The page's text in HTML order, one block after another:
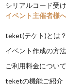
シリアルコード受
イベント主催者様へ
teket(テケト)とは？
イベント作成の方法
ご利用料金について
teketの機能ご紹介